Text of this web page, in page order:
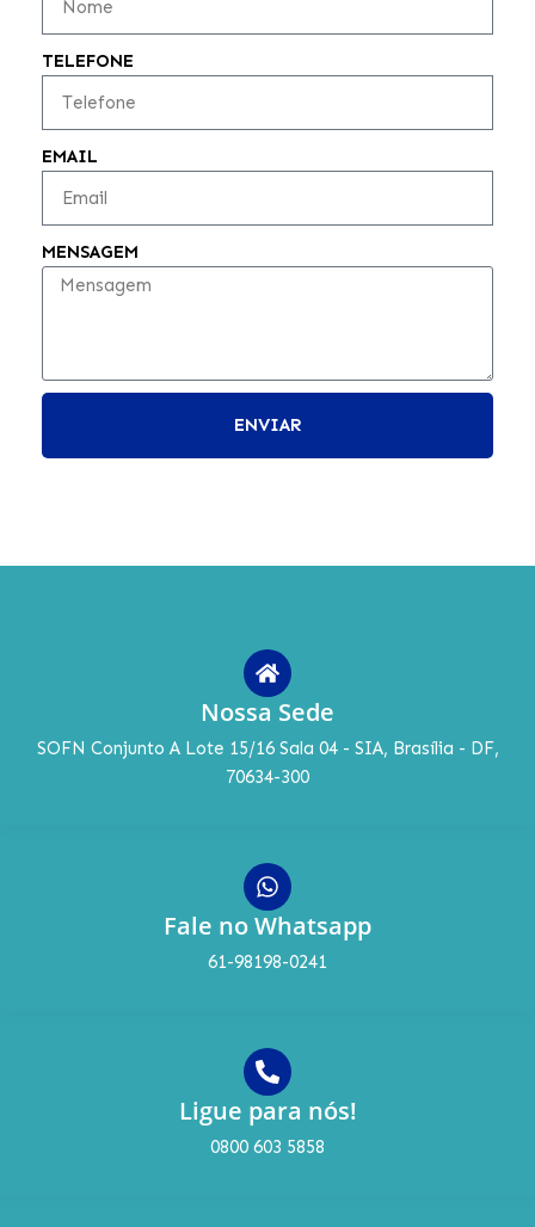
TELEFONE
EMAIL
MENSAGEM
ENVIAR
Ligue para nós!
0800 603 5858
Fale no Whatsapp
61-98198-0241
Nossa Sede
SOFN Conjunto A Lote 15/16 Sala 04 - SIA, Brasília - DF,
70634-300